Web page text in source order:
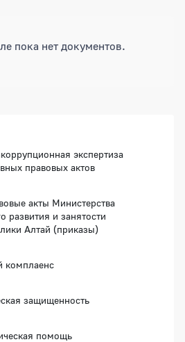
пока нет документов.
экспертиза
правовых актов
акты Министерства
развития и занятости
Алтай (приказы)
комплаенс
защищенность
помощь